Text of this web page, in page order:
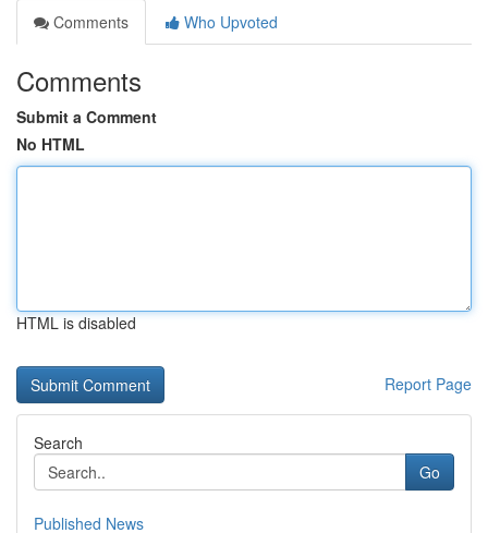
Comments
Who Upvoted
Comments
Submit a Comment
No HTML
HTML is disabled
Report Page
Search
Go
Published News